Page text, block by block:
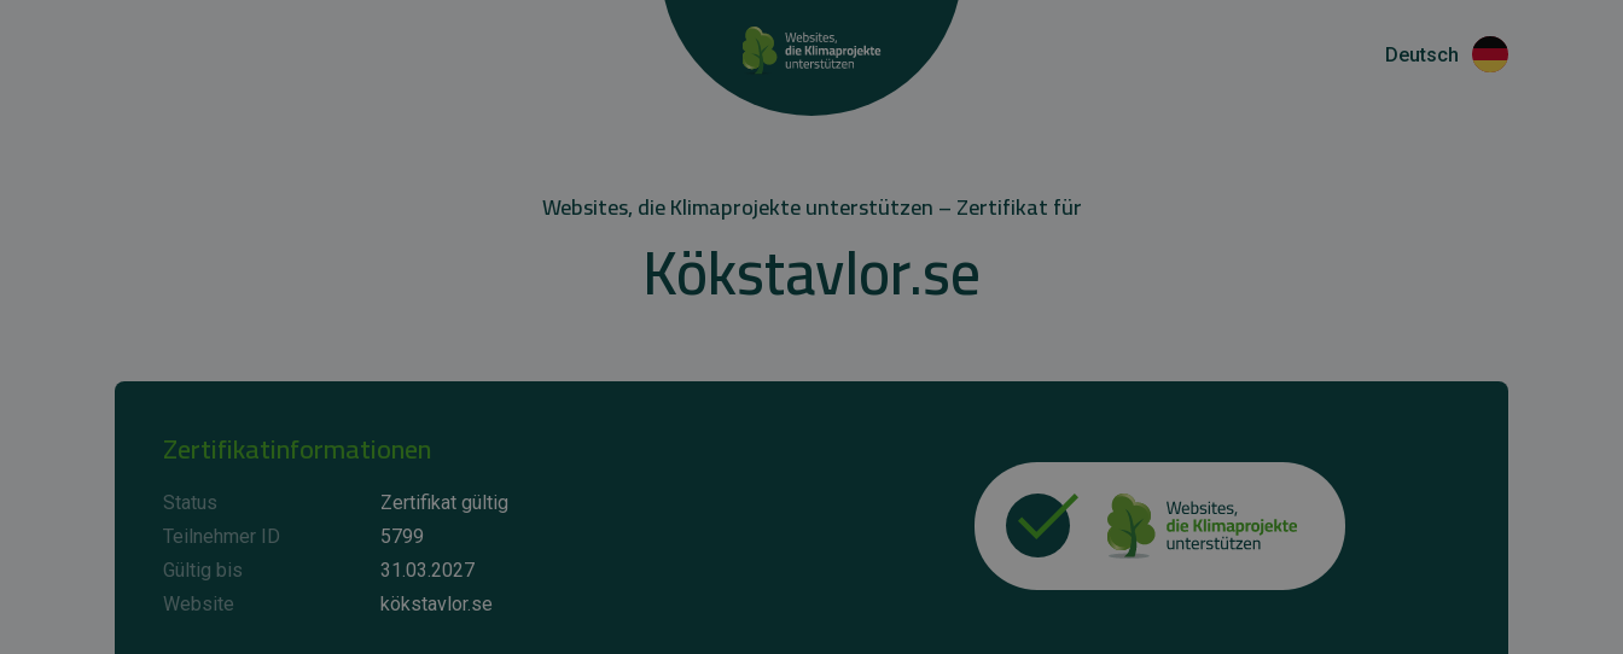
Deutsch
Websites, die Klimaprojekte unterstützen – Zertifikat für
Kökstavlor.se
Zertifikatinformationen
Status
Zertifikat gültig
Teilnehmer ID
5799
Gültig bis
31.03.2027
Website
kökstavlor.se